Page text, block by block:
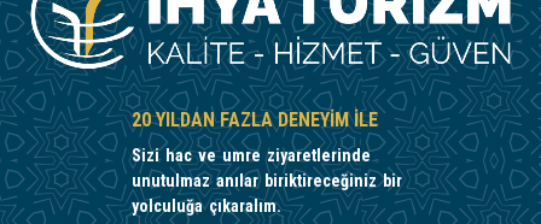
20 YILDAN FAZLA DENEYIM ILE
Sizi hac ve umre ziyaretlerinde
unutulmaz anılar biriktireceğiniz bir
yolculuğa çıkaralım.